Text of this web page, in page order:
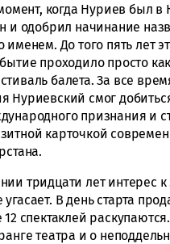
когда Нуриев был в
и одобрил начинание
именем. До того пять лет
проходило просто как
балета. За все
Нуриевский смог
признания и
карточкой
тридцати лет интерес к
В день старта
спектаклей
театра и о